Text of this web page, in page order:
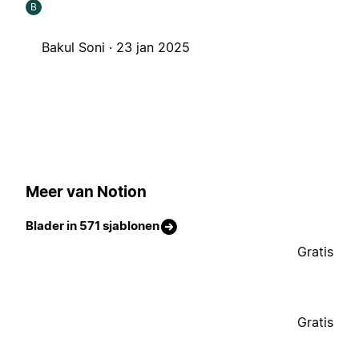
B
Bakul Soni · 23 jan 2025
Meer van Notion
Blader in 571 sjablonen
Gratis
Gratis